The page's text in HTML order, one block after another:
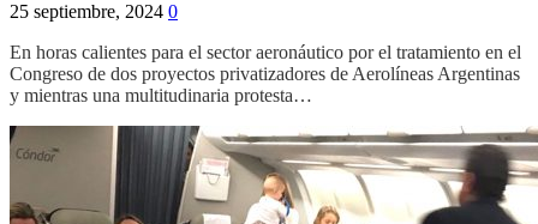
25 septiembre, 2024 0
En horas calientes para el sector aeronáutico por el tratamiento en el
Congreso de dos proyectos privatizadores de Aerolíneas Argentinas
y mientras una multitudinaria protesta…